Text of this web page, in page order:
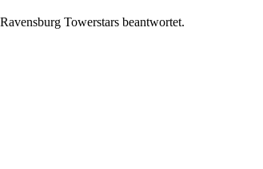
Towerstars beantwortet.